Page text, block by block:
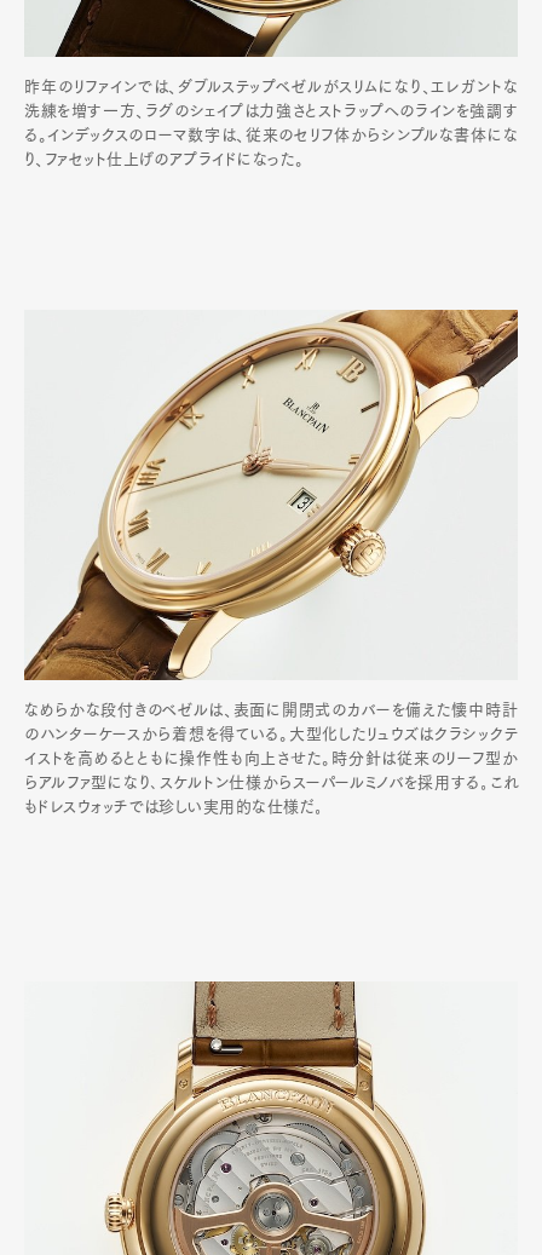
昨年のリファインでは、ダブルステップベゼルがスリムになり、エレガントな
洗練を増す一方、ラグのシェイプは力強さとストラップへのラインを強調す
る。インデックスのローマ数字は、従来のセリフ体からシンプルな書体にな
り、ファセット仕上げのアプライドになった。
なめらかな段付きのベゼルは、表面に開閉式のカバーを備えた懐中時計
のハンターケースから着想を得ている。大型化したリュウズはクラシックテ
イストを高めるとともに操作性も向上させた。時分針は従来のリーフ型か
らアルファ型になり､スケルトン仕様からスーパールミノバを採用する｡これ
もドレスウォッチでは珍しい実用的な仕様だ｡